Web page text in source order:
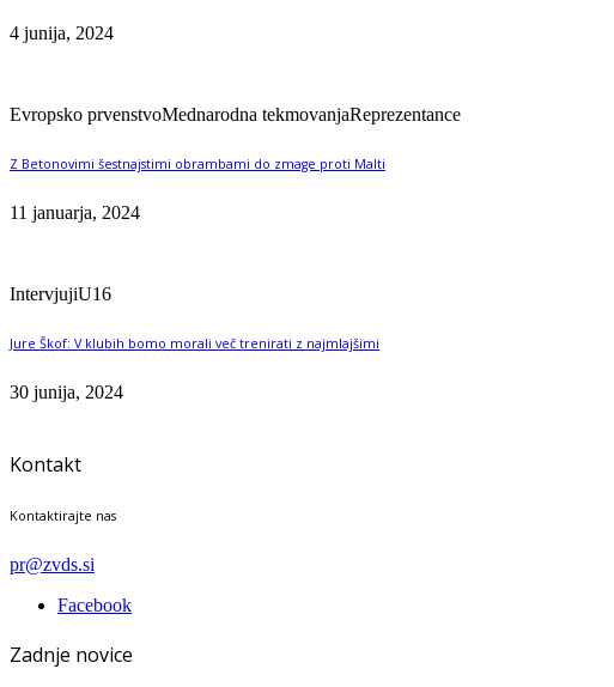
4 junija, 2024
Evropsko prvenstvoMednarodna tekmovanjaReprezentance
Z Betonovimi šestnajstimi obrambami do zmage proti Malti
11 januarja, 2024
IntervjujiU16
Jure Škof: V klubih bomo morali več trenirati z najmlajšimi
30 junija, 2024
Kontakt
Kontaktirajte nas
pr@zvds.si
Facebook
Zadnje novice